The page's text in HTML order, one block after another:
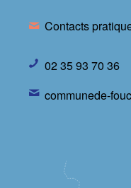
Contacts
02 35 93 70 36
communede-